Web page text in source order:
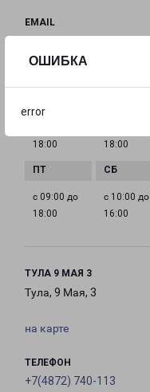
ОШИБКА
error
EMAIL
18:00
18:00
с 09:00 до
18:00
с 10:00 до
16:00
ТУЛА 9 МАЯ 3
Тула, 9 Мая, 3
на карте
ТЕЛЕФОН
+7(4872) 740-113